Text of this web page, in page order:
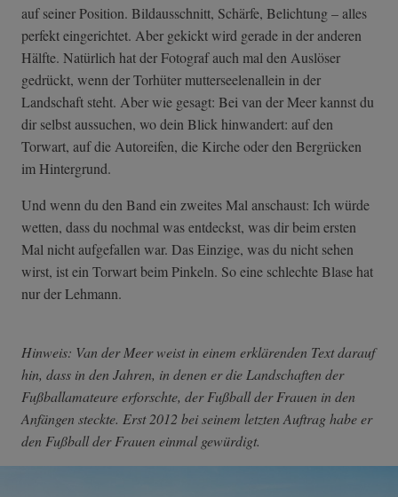
auf seiner Position. Bildausschnitt, Schärfe, Belichtung – alles
perfekt eingerichtet. Aber gekickt wird gerade in der anderen
Hälfte. Natürlich hat der Fotograf auch mal den Auslöser
gedrückt, wenn der Torhüter mutterseelenallein in der
Landschaft steht. Aber wie gesagt: Bei van der Meer kannst du
dir selbst aussuchen, wo dein Blick hinwandert: auf den
Torwart, auf die Autoreifen, die Kirche oder den Bergrücken
im Hintergrund.
Und wenn du den Band ein zweites Mal anschaust: Ich würde
wetten, dass du nochmal was entdeckst, was dir beim ersten
Mal nicht aufgefallen war. Das Einzige, was du nicht sehen
wirst, ist ein Torwart beim Pinkeln. So eine schlechte Blase hat
nur der Lehmann.
Hinweis: Van der Meer weist in einem erklärenden Text darauf
hin, dass in den Jahren, in denen er die Landschaften der
Fußballamateure erforschte, der Fußball der Frauen in den
Anfängen steckte. Erst 2012 bei seinem letzten Auftrag habe er
den Fußball der Frauen einmal gewürdigt.